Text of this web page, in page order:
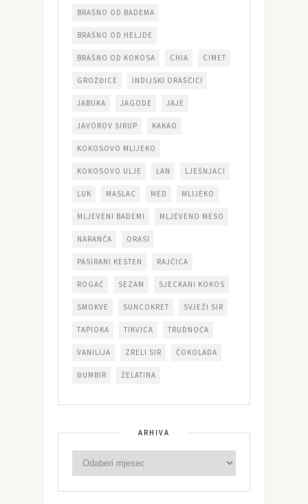
BRAŠNO OD BADEMA
BRAŠNO OD HELJDE
BRAŠNO OD KOKOSA CHIA CIMET
GROŽĐICE INDIJSKI ORAŠČIĆI
JABUKA JAGODE JAJE
JAVOROV SIRUP KAKAO
KOKOSOVO MLIJEKO
KOKOSOVO ULJE LAN LJEŠNJACI
LUK MASLAC MED MLIJEKO
MLJEVENI BADEMI MLJEVENO MESO
NARANČA ORASI
PASIRANI KESTEN RAJČICA
ROGAČ SEZAM SJECKANI KOKOS
SMOKVE SUNCOKRET SVJEŽI SIR
TAPIOKA TIKVICA TRUDNOĆA
VANILIJA ZRELI SIR ČOKOLADA
ĐUMBIR ŽELATINA
ARHIVA